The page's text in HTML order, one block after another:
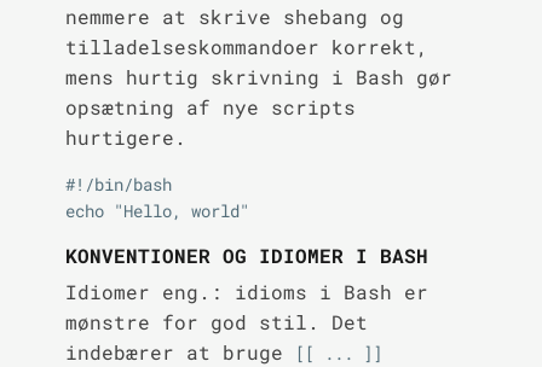
nemmere at skrive shebang og
tilladelseskommandoer korrekt,
mens hurtig skrivning i Bash gør
opsætning af nye scripts
hurtigere.
#!/bin/bash
KONVENTIONER OG IDIOMER I BASH
Idiomer eng.: idioms i Bash er
mønstre for god stil. Det
indebærer at bruge
[[ ... ]]